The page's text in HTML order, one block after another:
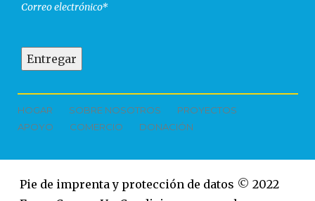
Correo electrónico*
HOGAR SOBRE NOSOTROS
PROYECTOS
APOYO
COMERCIO DONACIÓN
Pie de imprenta y protección de datos © 2022